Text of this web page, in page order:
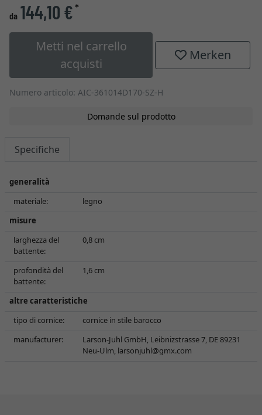
da 144,10 €*
Metti nel carrello
acquisti
Merken
Numero articolo: AIC-361014D170-SZ-H
Domande sul prodotto
Specifiche
generalità
materiale:
legno
misure
larghezza del
battente:
0,8 cm
profondità del
battente:
1,6 cm
altre caratteristiche
tipo di cornice:
cornice in stile barocco
manufacturer:
Larson-Juhl GmbH, Leibnizstrasse 7, DE 89231
Neu-Ulm, larsonjuhl@gmx.com